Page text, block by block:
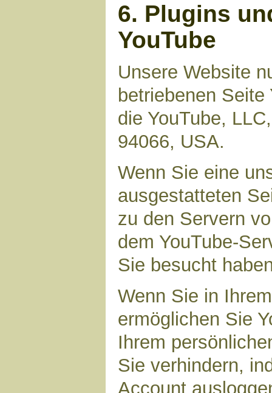
6. Plugins
YouTube
Unsere Website
betriebenen
die YouTube,
94066, USA.
Wenn Sie eine
ausgestatteten
zu den Servern
dem YouTube-
Sie besucht
Wenn Sie in
ermöglichen Sie
Ihrem
Sie verhindern,
Account